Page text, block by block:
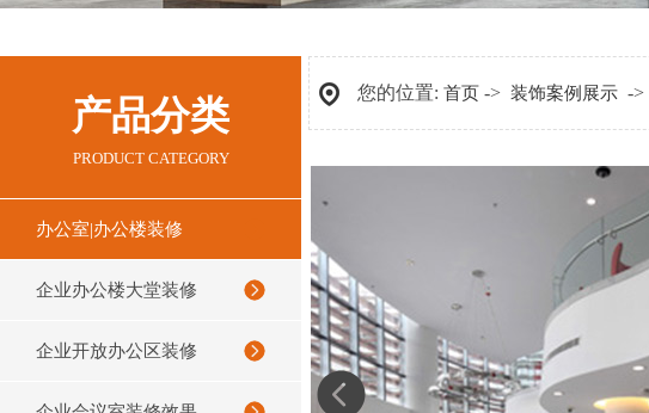
产品分类
PRODUCT CATEGORY
办公室|办公楼装修
企业办公楼大堂装修
企业开放办公区装修
您的位置: 首页 -> 装饰案例展示 ->